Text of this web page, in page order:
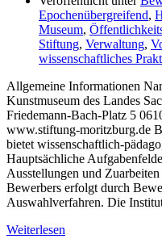
Epochenübergreifend,
Museum,
Stiftung, Verwaltung,
wissenschaftliches
Allgemeine Informationen
Kunstmuseum des Landes
Friedemann-Bach-Platz 5
www.stiftung-moritzburg.de
bietet wissenschaftlich-
Hauptsächliche
Ausstellungen und
Bewerbers erfolgt durch
Auswahlverfahren. Die
Weiterlesen